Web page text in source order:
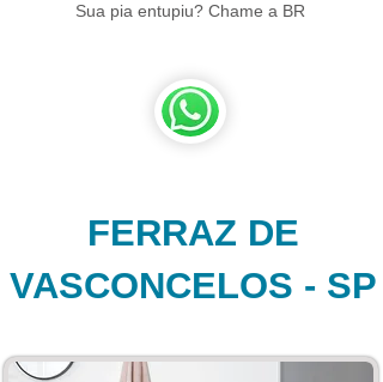
Sua pia entupiu? Chame a BR
FERRAZ DE
VASCONCELOS - SP